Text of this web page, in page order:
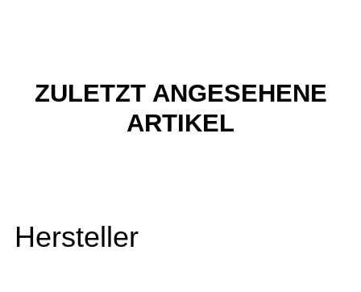
ZULETZT ANGESEHENE
ARTIKEL
Hersteller